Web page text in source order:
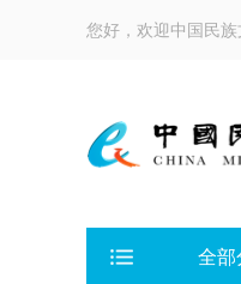
您好，欢迎中国民族
全部